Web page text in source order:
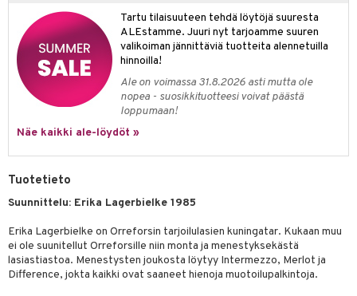
Tartu tilaisuuteen tehdä löytöjä suuresta
ALEstamme. Juuri nyt tarjoamme suuren
valikoiman jännittäviä tuotteita alennetuilla
hinnoilla!
Ale on voimassa 31.8.2026 asti mutta ole
nopea - suosikkituotteesi voivat päästä
loppumaan!
Näe kaikki ale-löydöt »
Tuotetieto
Suunnittelu: Erika Lagerbielke 1985
Erika Lagerbielke on Orreforsin tarjoilulasien kuningatar. Kukaan muu
ei ole suunitellut Orreforsille niin monta ja menestyksekästä
lasiastiastoa. Menestysten joukosta löytyy Intermezzo, Merlot ja
Difference, jokta kaikki ovat saaneet hienoja muotoilupalkintoja.
Siivous
sisustus
tarvikkeita
tekstiilit
koristelu
Saalit